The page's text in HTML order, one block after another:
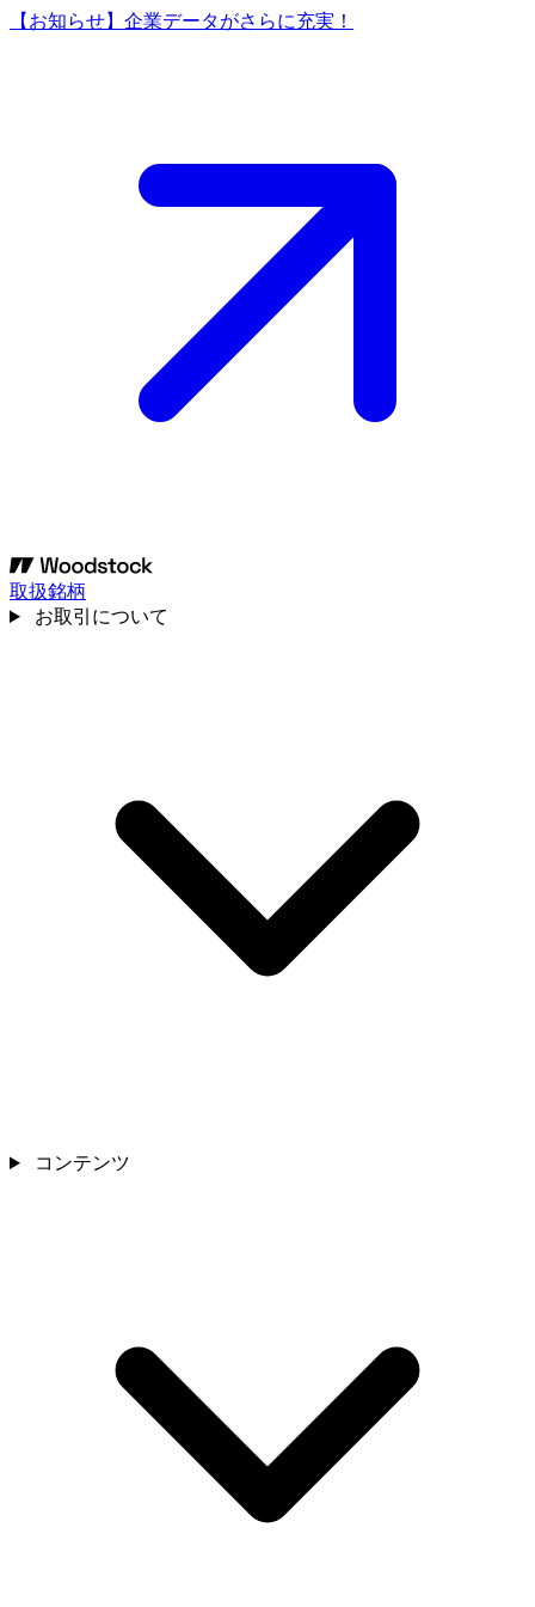
【お知らせ】企業データがさらに充実！
取扱銘柄
お取引について
コンテンツ